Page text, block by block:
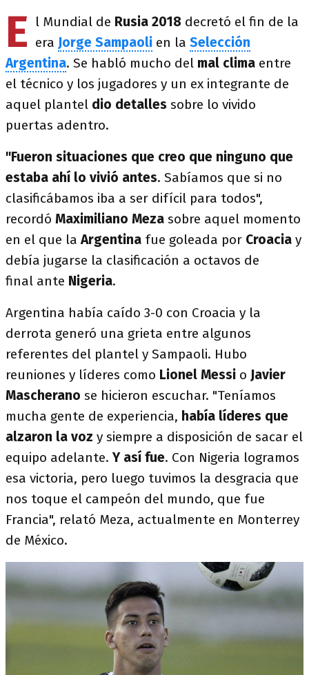
E l Mundial de Rusia 2018 decretó el fin de la
era Jorge Sampaoli en la Selección
Argentina. Se habló mucho del mal clima entre
el técnico y los jugadores y un ex integrante de
aquel plantel dio detalles sobre lo vivido
puertas adentro.
"Fueron situaciones que creo que ninguno que
estaba ahí lo vivió antes. Sabíamos que si no
clasificábamos iba a ser difícil para todos",
recordó Maximiliano Meza sobre aquel momento
en el que laArgentina fue goleada por Croacia y
debía jugarse la clasificación a octavos de
final ante Nigeria.
Argentina había caído 3-0 con Croacia y la
derrota generó una grieta entre algunos
referentes del plantel y Sampaoli. Hubo
reuniones y líderes como Lionel Messi o Javier
Mascherano se hicieron escuchar. "Teníamos
mucha gente de experiencia, había líderes que
alzaron la voz y siempre a disposición de sacar el
equipo adelante. Y así fue. Con Nigeria logramos
esa victoria, pero luego tuvimos la desgracia que
nos toque el campeón del mundo, que fue
Francia", relató Meza, actualmente en Monterrey
de México.